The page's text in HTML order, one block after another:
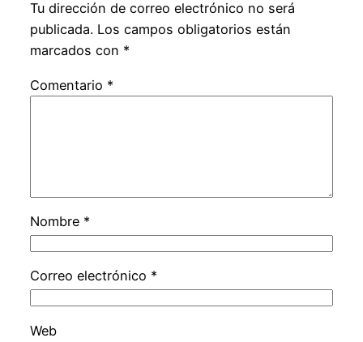
Tu dirección de correo electrónico no será
publicada. Los campos obligatorios están
marcados con *
Comentario *
Nombre *
Correo electrónico *
Web